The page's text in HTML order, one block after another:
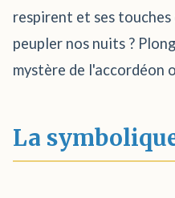
respirent et ses
peupler nos nuits ?
mystère de l'accordéon
La